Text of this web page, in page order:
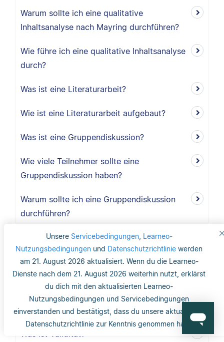
Unsere Servicebedingungen, Learneo-
Nutzungsbedingungen und Datenschutzrichtlinie werden
am 21. August 2026 aktualisiert. Wenn du die Learneo-
Dienste nach dem 21. August 2026 weiterhin nutzt, erklärst
du dich mit den aktualisierten Learneo-
Nutzungsbedingungen und Servicebedingungen
einverstanden und bestätigst, dass du unsere aktualisierte
Datenschutzrichtlinie zur Kenntnis genommen hast.
Warum sollte ich eine qualitative
Inhaltsanalyse nach Mayring durchführen?
Wie führe ich eine qualitative Inhaltsanalyse
durch?
Was ist eine Literaturarbeit?
Wie ist eine Literaturarbeit aufgebaut?
Was ist eine Gruppendiskussion?
Wie viele Teilnehmer sollte eine
Gruppendiskussion haben?
Warum sollte ich eine Gruppendiskussion
durchführen?
Wie lang ist der Methodikteil?
Was bedeutet deduktiv und induktiv?
Was bedeutet induktiv?
Was bedeutet deduktiv?
Was ist Validität?